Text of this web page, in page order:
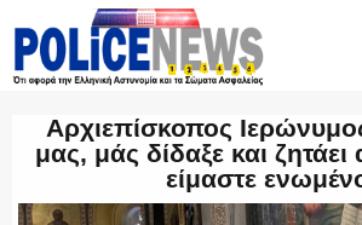
ΟΜΑΔΑ “Ζ”
Αρχιεπίσκοπος
μας, μάς δίδαξε και
είμαστε